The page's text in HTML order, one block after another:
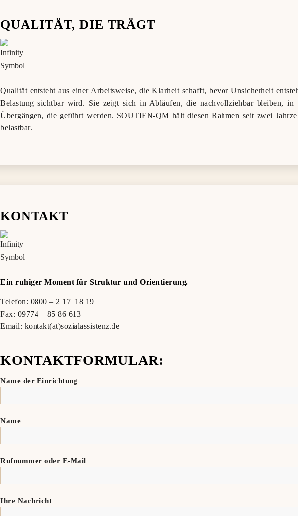
QUALITÄT, DIE TRÄGT
Qualität entsteht aus einer Arbeitsweise, die Klarheit schafft, bevor Unsicherheit
Belastung sichtbar wird. Sie zeigt sich in Abläufen, die nachvollziehbar bleiben,
Übergängen, die geführt werden. SOUTIEN‑QM hält diesen Rahmen seit zwei
belastbar.
KONTAKT
Ein ruhiger Moment für Struktur und Orientierung.
Telefon: 0800 – 2 17 18 19
Fax: 09774 – 85 86 613
Email: kontakt(at)sozialassistenz.de
KONTAKTFORMULAR:
Name der Einrichtung
Name
Rufnummer oder E-Mail
Ihre Nachricht